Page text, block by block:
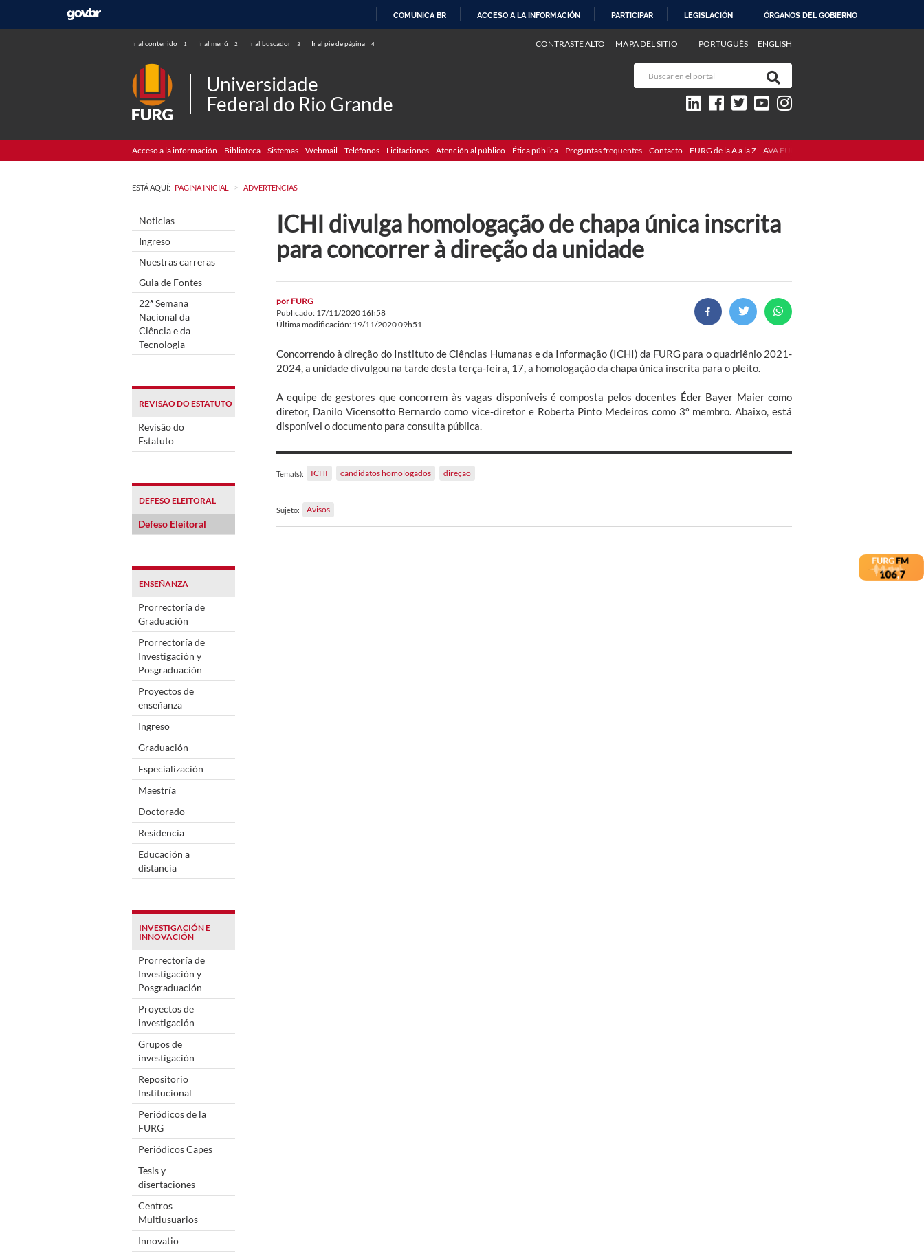
COMUNICA BR ACCESO A LA INFORMACIÓN PARTICIPAR LEGISLACIÓN ÓRGANOS DEL GOBIERNO
Ir al contenido 1 Ir al menú 2 Ir al buscador 3 Ir al pie de página 4 PORTUGUÊS ENGLISH
CONTRASTE ALTO MAPA DEL SITIO
Universidade
Federal do Rio Grande
Acceso a la información Biblioteca Sistemas Webmail Teléfonos Licitaciones Atención al público Ética pública Preguntas frequentes Contacto FURG de la A a la Z AVA FURG
ESTÁ AQUÍ: PAGINA INICIAL > ADVERTENCIAS
Noticias
Ingreso
Nuestras carreras
Guia de Fontes
22ª Semana
Nacional da
Ciência e da
Tecnologia
REVISÃO DO ESTATUTO
Revisão do
Estatuto
DEFESO ELEITORAL
Defeso Eleitoral
ENSEÑANZA
Prorrectoría de
Graduación
Prorrectoría de
Investigación y
Posgraduación
Proyectos de
enseñanza
Ingreso
Graduación
Especialización
Maestría
Doctorado
Residencia
Educación a
distancia
INVESTIGACIÓN E
INNOVACIÓN
Prorrectoría de
Investigación y
Posgraduación
Proyectos de
investigación
Grupos de
investigación
Repositorio
Institucional
Periódicos de la
FURG
Periódicos Capes
Tesis y
disertaciones
Centros
Multiusuarios
Innovatio
ICHI divulga homologação de chapa única inscrita
para concorrer à direção da unidade
por FURG
Publicado: 17/11/2020 16h58
Última modificación: 19/11/2020 09h51
Concorrendo à direção do Instituto de Ciências Humanas e da Informação (ICHI) da FURG para o quadriênio 2021-
2024, a unidade divulgou na tarde desta terça-feira, 17, a homologação da chapa única inscrita para o pleito.
A equipe de gestores que concorrem às vagas disponíveis é composta pelos docentes Éder Bayer Maier como
diretor, Danilo Vicensotto Bernardo como vice-diretor e Roberta Pinto Medeiros como 3º membro. Abaixo, está
disponível o documento para consulta pública.
Tema(s): ICHI candidatos homologados direção
Sujeto: Avisos